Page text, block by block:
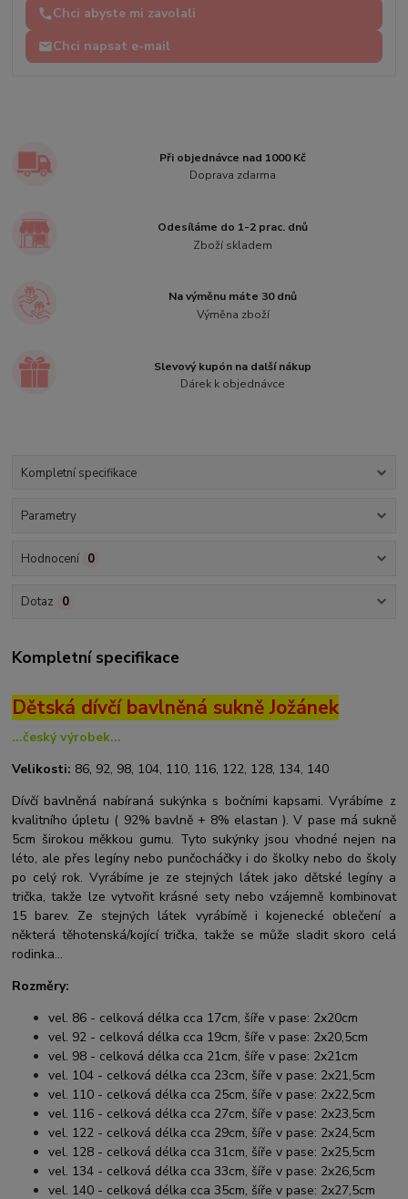
Chci abyste mi zavolali
Chci napsat e-mail
Při objednávce nad 1000 Kč
Doprava zdarma
Odesíláme do 1-2 prac. dnů
Zboží skladem
Na výměnu máte 30 dnů
Výměna zboží
Slevový kupón na další nákup
Dárek k objednávce
Kompletní specifikace
Parametry
Hodnocení 0
Dotaz 0
Kompletní specifikace
Dětská dívčí bavlněná sukně Jožánek
...český výrobek...
Velikosti: 86, 92, 98, 104, 110, 116, 122, 128, 134, 140
Dívčí bavlněná nabíraná sukýnka s bočními kapsami. Vyrábíme z
kvalitního úpletu ( 92% bavlně + 8% elastan ). V pase má sukně
5cm širokou měkkou gumu. Tyto sukýnky jsou vhodné nejen na
léto, ale přes legíny nebo punčocháčky i do školky nebo do školy
po celý rok. Vyrábíme je ze stejných látek jako dětské legíny a
trička, takže lze vytvořit krásné sety nebo vzájemně kombinovat
15 barev. Ze stejných látek vyrábímě i kojenecké oblečení a
některá těhotenská/kojící trička, takže se může sladit skoro celá
rodinka...
Rozměry:
vel. 86 - celková délka cca 17cm, šíře v pase: 2x20cm
vel. 92 - celková délka cca 19cm, šíře v pase: 2x20,5cm
vel. 98 - celková délka cca 21cm, šíře v pase: 2x21cm
vel. 104 - celková délka cca 23cm, šíře v pase: 2x21,5cm
vel. 110 - celková délka cca 25cm, šíře v pase: 2x22,5cm
vel. 116 - celková délka cca 27cm, šíře v pase: 2x23,5cm
vel. 122 - celková délka cca 29cm, šíře v pase: 2x24,5cm
vel. 128 - celková délka cca 31cm, šíře v pase: 2x25,5cm
vel. 134 - celková délka cca 33cm, šíře v pase: 2x26,5cm
vel. 140 - celková délka cca 35cm, šíře v pase: 2x27,5cm